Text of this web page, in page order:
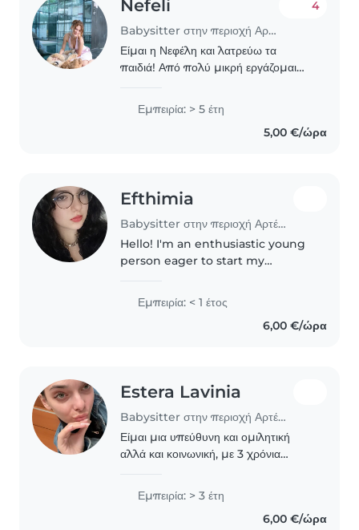
Nefeli
Babysitter στην περιοχή Αρτέμιδα
4
Είμαι η Νεφέλη και λατρεύω τα
παιδιά! Από πολύ μικρή εργάζομαι
εφήβους δημιουργικά παιχνίδια και τα
Εμπειρία: > 5 έτη
5,00 €/ώρα
Efthimia
Babysitter στην περιοχή Αρτέμιδα
Hello! I'm an enthusiastic young
person eager to start my
and love helping with crafts and
light cooking. I'm comfortable..
Εμπειρία: < 1 έτος
6,00 €/ώρα
Estera Lavinia
Babysitter στην περιοχή Αρτέμιδα
Είμαι μια υπεύθυνη και ομιλητική
αλλά και κοινωνική, με 3 χρόνια
Ρουμανικά και έχω πάθος για την
Εμπειρία: > 3 έτη
6,00 €/ώρα